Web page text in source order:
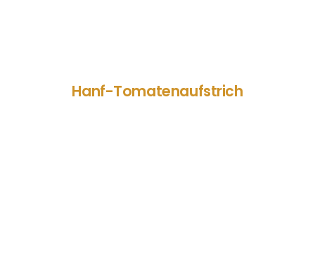
Hanf-Tomatenaufstrich